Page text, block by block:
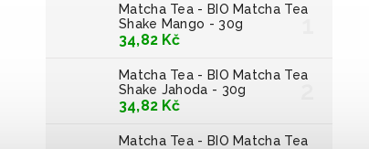
Matcha Tea - BIO Matcha Tea
Shake Mango - 30g
34,82 Kč
Matcha Tea - BIO Matcha Tea
Shake Jahoda - 30g
34,82 Kč
Matcha Tea - BIO Matcha Tea